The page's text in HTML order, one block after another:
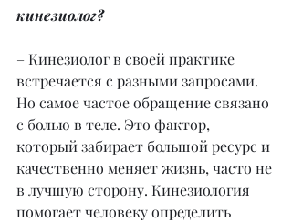
кинезиолог?
– Кинезиолог в своей практике
встречается с разными запросами.
Но самое частое обращение связано
с болью в теле. Это фактор,
который забирает большой ресурс и
качественно меняет жизнь, часто не
в лучшую сторону. Кинезиология
помогает человеку определить